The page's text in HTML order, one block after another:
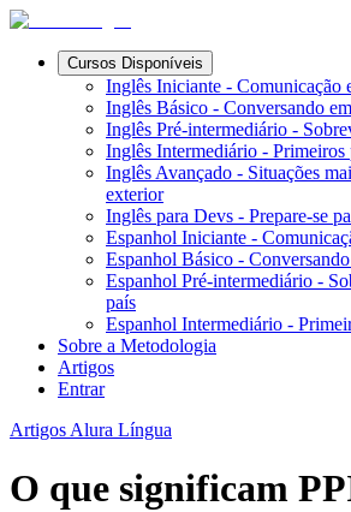
Cursos Disponíveis
Inglês Iniciante - Comunicação
Inglês Básico - Conversando
Inglês Pré-intermediário -
Inglês Intermediário - Primeiros
Inglês Avançado - Situações
exterior
Inglês para Devs - Prepare-se
Espanhol Iniciante -
Espanhol Básico -
Espanhol Pré-intermediário -
país
Espanhol Intermediário -
Sobre a Metodologia
Artigos
Entrar
Artigos Alura Língua
O que significam